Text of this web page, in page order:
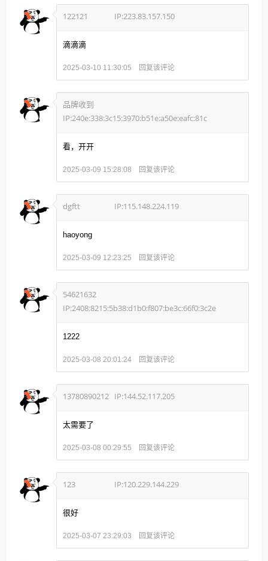
122121 IP:223.83.157.150
滴滴滴
2025-03-10 11:30:05 回复该评论
品牌收到
IP:240e:338:3c15:3970:b51e:a50e:eafc:81c
看，开开
2025-03-09 15:28:08 回复该评论
dgftt IP:115.148.224.119
haoyong
2025-03-09 12:23:25 回复该评论
54621632
IP:2408:8215:5b38:d1b0:f807:be3c:66f0:3c2e
1222
2025-03-08 20:01:24 回复该评论
13780890212 IP:144.52.117.205
太需要了
2025-03-08 00:29:55 回复该评论
123 IP:120.229.144.229
很好
2025-03-07 23:29:03 回复该评论